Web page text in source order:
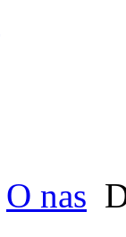
O nas